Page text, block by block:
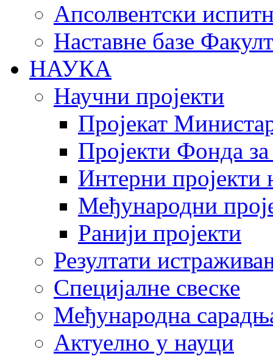
Апсолвентски
Наставне базе
НАУКА
Научни пројекти
Пројекат
Пројекти Фонда
Интерни пројекти
Међународни
Ранији пројекти
Резултати
Специјалне свеске
Међународна
Актуелно у науци